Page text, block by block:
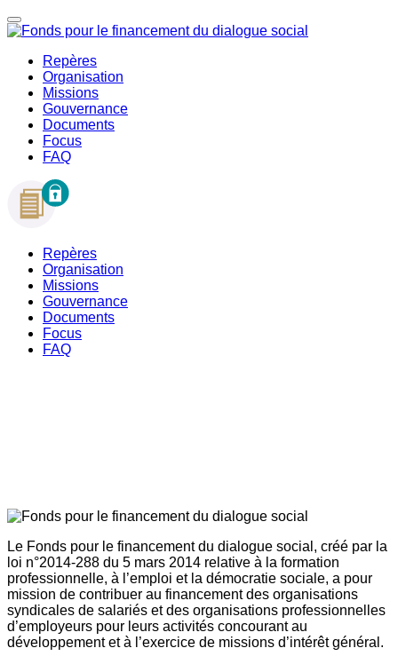
Repères
Organisation
Missions
Gouvernance
Documents
Focus
FAQ
Repères
Organisation
Missions
Gouvernance
Documents
Focus
FAQ
Le Fonds pour le financement du dialogue social, créé par la
loi n°2014-288 du 5 mars 2014 relative à la formation
professionnelle, à l’emploi et la démocratie sociale, a pour
mission de contribuer au financement des organisations
syndicales de salariés et des organisations professionnelles
d’employeurs pour leurs activités concourant au
développement et à l’exercice de missions d’intérêt général.